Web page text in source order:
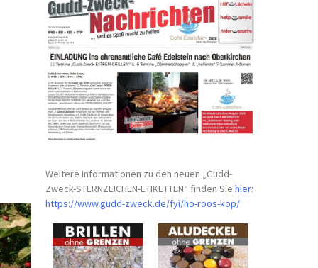
Weitere Informationen zu den neuen „Gudd-
Zweck-STERNZEICHEN-ETIKETTEN“ finden Siehier:
https://www.gudd-zweck.de/fyi/ho-roos-kop/